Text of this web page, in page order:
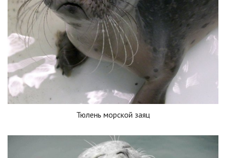
Тюлень морской заяц